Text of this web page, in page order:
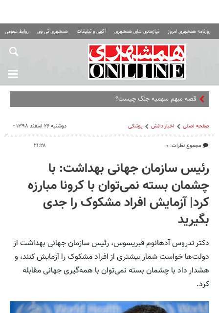
روزنامه همشهری امروز نیازمندی های همشهری آگهی و تبلیغات همشهری تی وی روابط عمومی
قصه مبهم سهمیه جنگ چیست؟
صفحه اصلی اخبار دانش پزشکی
مجموع نظرات: ۰
دوشنبه ۲۶ اسفند ۱۳۹۸ -
۲۱:۲۸
رئیس سازمان جهانی بهداشت: با
چشمان بسته نمی‌توان با کرونا مبارزه
کرد| آزمایش افراد مشکوک را جدی
بگیرید
دکتر تدروس آدهانوم قبریسوس، رئیس سازمان جهانی بهداشت از
دولت‌ها خواست شمار بیشتری از افراد مشکوک را آزمایش کنند، و
هشدار داد با چشمان بسته نمی‌توان با همه‌گیری جهانی مقابله
کرد.